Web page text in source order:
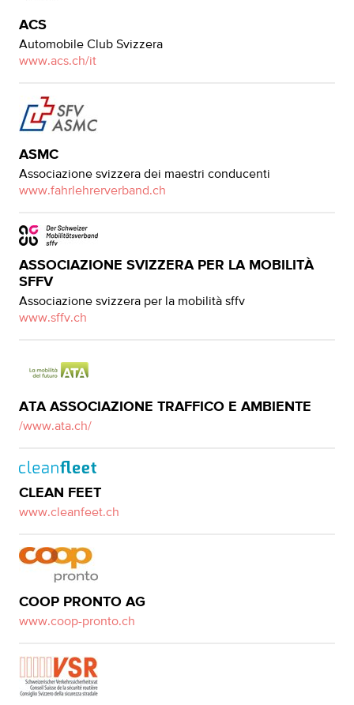
ACS
Automobile Club Svizzera
www.acs.ch/it
ASMC
Associazione svizzera dei maestri conducenti
www.fahrlehrerverband.ch
ASSOCIAZIONE SVIZZERA PER LA MOBILITÀ
SFFV
Associazione svizzera per la mobilità sffv
www.sffv.ch
ATA ASSOCIAZIONE TRAFFICO E AMBIENTE
/www.ata.ch/
CLEAN FEET
www.cleanfeet.ch
COOP PRONTO AG
www.coop-pronto.ch